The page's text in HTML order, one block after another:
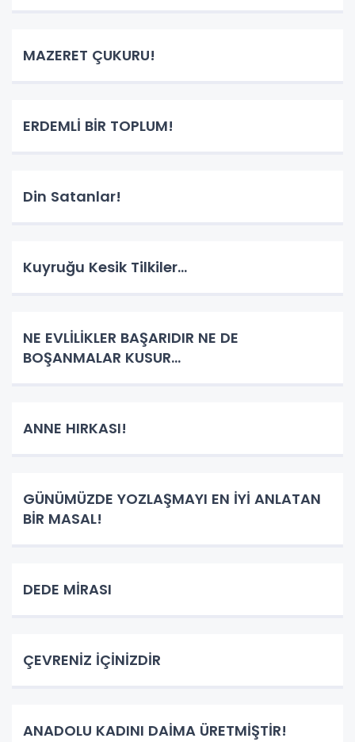
MAZERET ÇUKURU!
ERDEMLİ BİR TOPLUM!
Din Satanlar!
Kuyruğu Kesik Tilkiler...
NE EVLİLİKLER BAŞARIDIR NE DE
BOŞANMALAR KUSUR...
ANNE HIRKASI!
GÜNÜMÜZDE YOZLAŞMAYI EN İYİ ANLATAN
BİR MASAL!
DEDE MİRASI
ÇEVRENİZ İÇİNİZDİR
ANADOLU KADINI DAİMA ÜRETMİŞTİR!